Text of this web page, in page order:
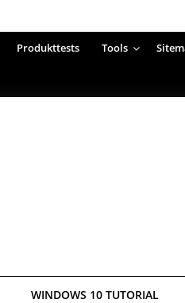
Produkttests Tools
WINDOWS 10 TUTORIAL